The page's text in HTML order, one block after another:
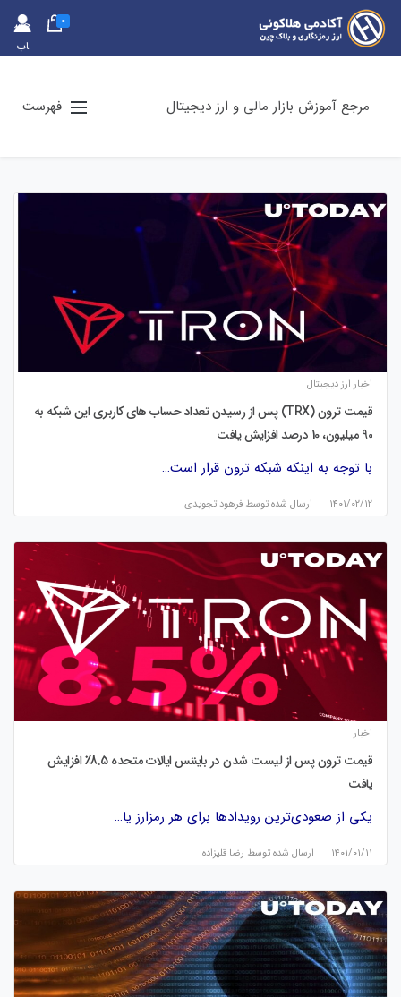
حس
اب
0
مرجع آموزش بازار مالی و ارز دیجیتال فهرست
اخبار ارز دیجیتال
قیمت ترون (TRX) پس از رسیدن تعداد حساب های کاربری این شبکه به
90 میلیون، 10 درصد افزایش یافت
با توجه به اینکه شبکه ترون قرار است…
۱۴۰۱/۰۲/۱۲ ارسال شده توسط فرهود تجویدی
اخبار
قیمت ترون پس از لیست شدن در بایننس ایالات متحده 8.5٪ افزایش
یافت
یکی از صعودی‌ترین رویدادها برای هر رمزارز یا…
۱۴۰۱/۰۱/۱۱ ارسال شده توسط رضا قلیزاده